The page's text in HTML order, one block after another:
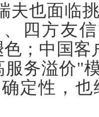
夫也面临
四方友
；中国
务溢价"
定性，